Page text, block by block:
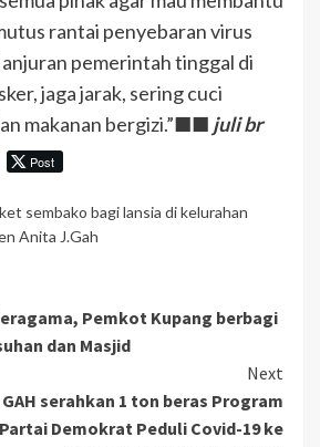
rantai penyebaran virus
pemerintah tinggal di
jaga jarak, sering cuci
makanan bergizi.”■■ juli br
Post
sembako bagi lansia di kelurahan
Anita J.Gah
Pemkot Kupang berbagi
dan Masjid
Next
GAH serahkan 1 ton beras Program
Demokrat Peduli Covid-19 ke